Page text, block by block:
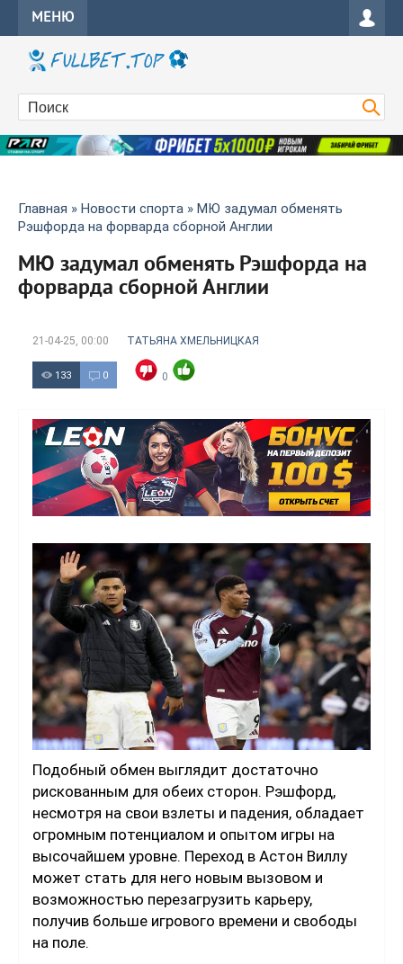
МЕНЮ
Главная » Новости спорта » МЮ задумал обменять
Рэшфорда на форварда сборной Англии
МЮ задумал обменять Рэшфорда на
форварда сборной Англии
21-04-25, 00:00 ТАТЬЯНА ХМЕЛЬНИЦКАЯ
133 0 0
Подобный обмен выглядит достаточно
рискованным для обеих сторон. Рэшфорд,
несмотря на свои взлеты и падения, обладает
огромным потенциалом и опытом игры на
высочайшем уровне. Переход в Астон Виллу
может стать для него новым вызовом и
возможностью перезагрузить карьеру,
получив больше игрового времени и свободы
на поле.